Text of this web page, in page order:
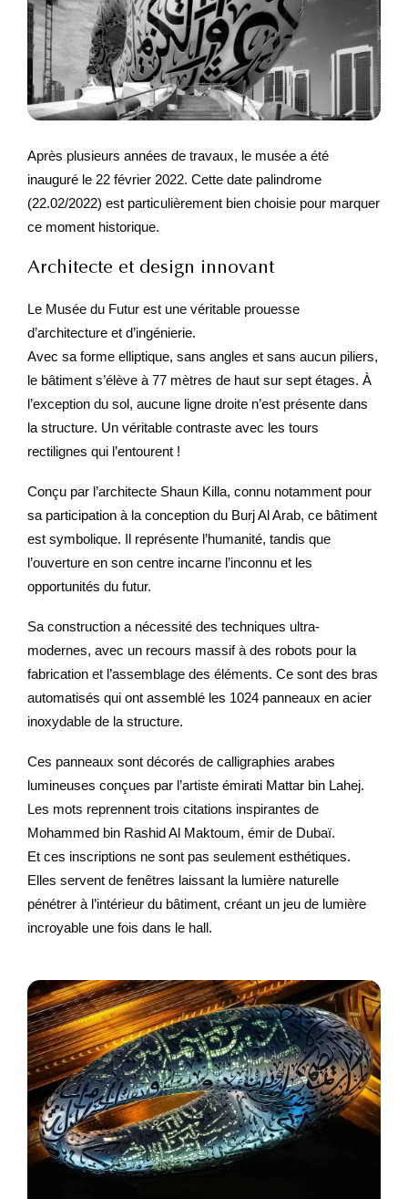
Après plusieurs années de travaux, le musée a été
inauguré le 22 février 2022. Cette date palindrome
(22.02/2022) est particulièrement bien choisie pour marquer
ce moment historique.
Architecte et design innovant
Le Musée du Futur est une véritable prouesse
d’architecture et d’ingénierie.
Avec sa forme elliptique, sans angles et sans aucun piliers,
le bâtiment s’élève à 77 mètres de haut sur sept étages. À
l’exception du sol, aucune ligne droite n’est présente dans
la structure. Un véritable contraste avec les tours
rectilignes qui l’entourent !
Conçu par l’architecte Shaun Killa, connu notamment pour
sa participation à la conception du Burj Al Arab, ce bâtiment
est symbolique. Il représente l’humanité, tandis que
l’ouverture en son centre incarne l’inconnu et les
opportunités du futur.
Sa construction a nécessité des techniques ultra-
modernes, avec un recours massif à des robots pour la
fabrication et l’assemblage des éléments. Ce sont des bras
automatisés qui ont assemblé les 1024 panneaux en acier
inoxydable de la structure.
Ces panneaux sont décorés de calligraphies arabes
lumineuses conçues par l’artiste émirati Mattar bin Lahej.
Les mots reprennent trois citations inspirantes de
Mohammed bin Rashid Al Maktoum, émir de Dubaï.
Et ces inscriptions ne sont pas seulement esthétiques.
Elles servent de fenêtres laissant la lumière naturelle
pénétrer à l’intérieur du bâtiment, créant un jeu de lumière
incroyable une fois dans le hall.